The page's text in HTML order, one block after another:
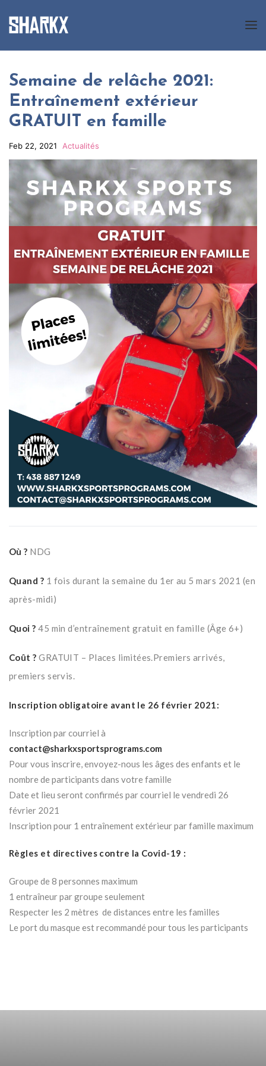
A Propos
Nos programmes
Nouvelles
Galerie
Inscription
EN
Semaine de relâche 2021:
Entraînement extérieur
GRATUIT en famille
Feb 22, 2021 Actualités
Où ? NDG
Quand ? 1 fois durant la semaine du 1er au 5 mars 2021 (en
après-midi)
Quoi ? 45 min d’entraînement gratuit en famille (Âge 6+)
Coût ? GRATUIT – Places limitées.Premiers arrivés,
premiers servis.
Inscription obligatoire avant le 26 février 2021:
Inscription par courriel à
contact@sharkxsportsprograms.com
Pour vous inscrire, envoyez-nous les âges des enfants et le
nombre de participants dans votre famille
Date et lieu seront confirmés par courriel le vendredi 26
février 2021
Inscription pour 1 entraînement extérieur par famille maximum
Règles et directives contre la Covid-19 :
Groupe de 8 personnes maximum
1 entraîneur par groupe seulement
Respecter les 2 mètres de distances entre les familles
Le port du masque est recommandé pour tous les participants